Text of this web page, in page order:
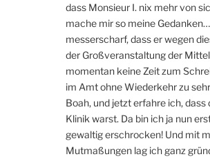
dass Monsieur I. nix mehr von
mache mir so meine
messerscharf, dass er wegen
der Großveranstaltung der
momentan keine Zeit zum
im Amt ohne Wiederkehr zu
Boah, und jetzt erfahre ich, dass
Klinik warst. Da bin ich ja nun
gewaltig erschrocken! Und mit
Mutmaßungen lag ich ganz